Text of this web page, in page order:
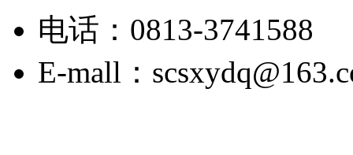
电话：0813-3741588
E-mall：